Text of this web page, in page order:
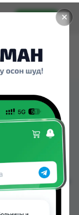
✕
Установить
№20
или
GS
Вита, Аптека
Арча по цене
и других